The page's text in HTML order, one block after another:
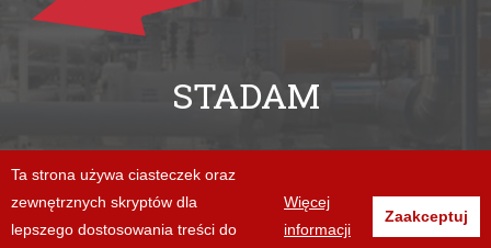
Ta strona używa ciasteczek oraz
zewnętrznych skryptów dla
lepszego dostosowania treści do
Więcej
informacji
Zaakceptuj
STADAM
+48 94 312 06 86
biuro@stadam.pl